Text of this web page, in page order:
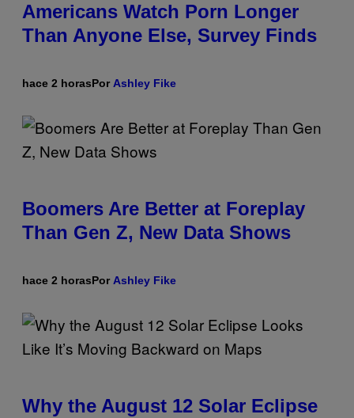
Americans Watch Porn Longer
Than Anyone Else, Survey Finds
hace 2 horasPorAshley Fike
Boomers Are Better at Foreplay
Than Gen Z, New Data Shows
hace 2 horasPorAshley Fike
Why the August 12 Solar Eclipse